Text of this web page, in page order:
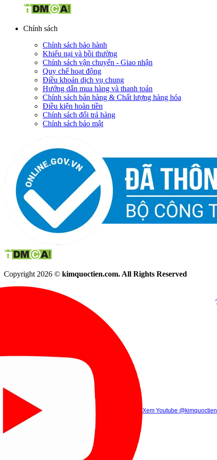
Chính sách
Chính sách bảo hành
Khiếu nại và bồi thường
Chính sách vận chuyển - Giao nhận
Quy chế hoạt động
Điều khoản dịch vụ chung
Hướng dẫn mua hàng và thanh toán
Chính sách bán hàng & Chất lượng hàng hóa
Điều kiện hoàn tiền
Chính sách đổi trả hàng
Chính sách bảo mật
Copyright 2026 © kimquoctien.com. All Rights Reserved
Xem Tik Tok
(8h00 - 21h30)
(8h00 -
Gọi điện (8h00 - 21h30)
Xem Youtube @kimquoctien